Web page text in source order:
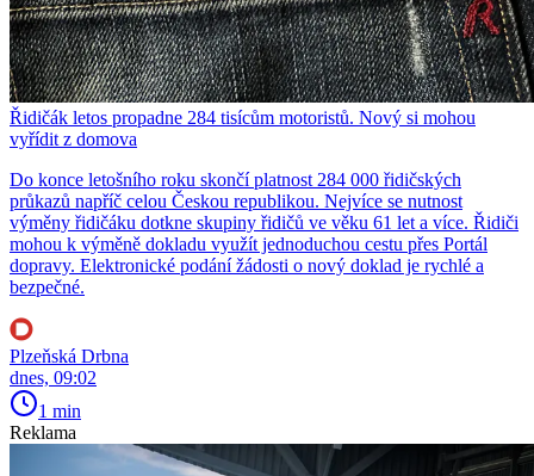
Řidičák letos propadne 284 tisícům motoristů. Nový si mohou
vyřídit z domova
Do konce letošního roku skončí platnost 284 000 řidičských
průkazů napříč celou Českou republikou. Nejvíce se nutnost
výměny řidičáku dotkne skupiny řidičů ve věku 61 let a více. Řidiči
mohou k výměně dokladu využít jednoduchou cestu přes Portál
dopravy. Elektronické podání žádosti o nový doklad je rychlé a
bezpečné.
Plzeňská Drbna
dnes, 09:02
1 min
Reklama